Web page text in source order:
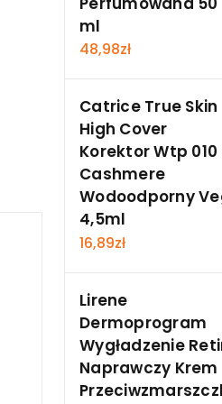
ml
48,98zł
Catrice True Skin
High Cover
Korektor Wtp 010
Cashmere
Wodoodporny
4,5ml
16,89zł
Lirene
Dermoprogram
Wygładzenie
Naprawczy Krem